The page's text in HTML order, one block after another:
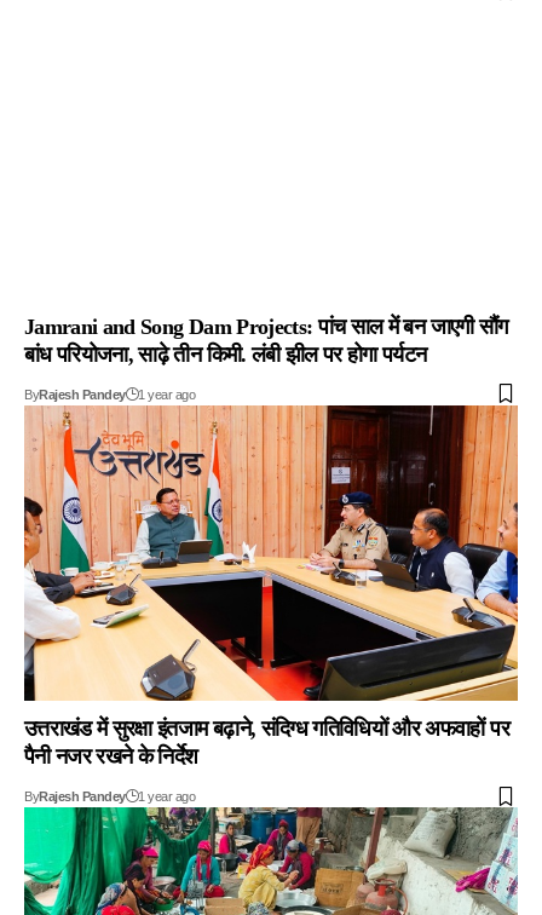
Jamrani and Song Dam Projects: पांच साल में बन जाएगी सौंग
बांध परियोजना, साढ़े तीन किमी. लंबी झील पर होगा पर्यटन
ByRajesh Pandey 1 year ago
उत्तराखंड में सुरक्षा इंतजाम बढ़ाने, संदिग्ध गतिविधियों और अफवाहों पर
पैनी नजर रखने के निर्देश
ByRajesh Pandey 1 year ago